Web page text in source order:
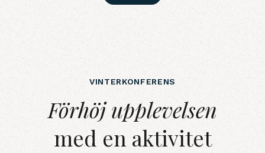
VINTERKONFERENS
Förhöj upplevelsenmed en aktivitet
Förhöj upplevelsen
med en aktivitet